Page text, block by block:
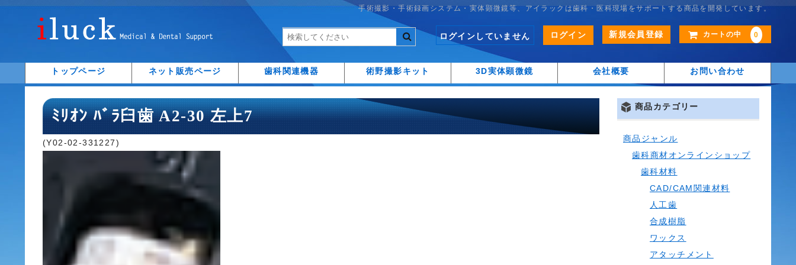
手術撮影・手術録画システム・実体顕微鏡等、アイラックは歯科・医科現場をサポートする商品を開発しています。
カートの中 0
ログインしていません ログイン 新規会員登録
トップページ ネット販売ページ 歯科関連機器 術野撮影キット 3D実体顕微鏡 会社概要 お問い合わせ
ﾐﾘｵﾝ ﾊﾞﾗ臼歯 A2-30 左上7
(Y02-02-331227)
商品カテゴリー
商品ジャンル
歯科商材オンラインショップ
歯科材料
CAD/CAM関連材料
人工歯
合成樹脂
ワックス
アタッチメント